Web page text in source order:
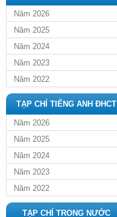
Năm 2026
Năm 2025
Năm 2024
Năm 2023
Năm 2022
TẠP CHÍ TIẾNG ANH ĐHCT
Năm 2026
Năm 2025
Năm 2024
Năm 2023
Năm 2022
TẠP CHÍ TRONG NƯỚC